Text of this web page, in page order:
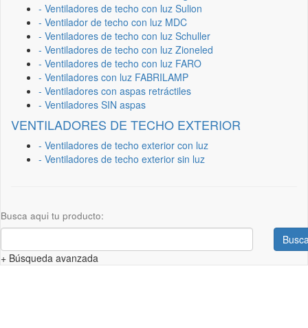
- Ventiladores de techo con luz Sulion
- Ventilador de techo con luz MDC
- Ventiladores de techo con luz Schuller
- Ventiladores de techo con luz Zioneled
- Ventiladores de techo con luz FARO
- Ventiladores con luz FABRILAMP
- Ventiladores con aspas retráctiles
- Ventiladores SIN aspas
VENTILADORES DE TECHO EXTERIOR
- Ventiladores de techo exterior con luz
- Ventiladores de techo exterior sin luz
Busca aqui tu producto:
+ Búsqueda avanzada